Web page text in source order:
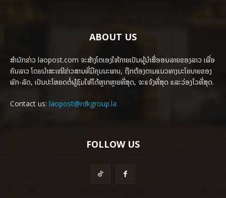
ABOUT US
ສຳນັກຂ່າວ laopost.com ຈະສ້າງໂຕເອງໃຫ້ກາຍເປັນຜູ້ນຳສື່ອອນລາຍຂອງລາວ ເພື່ອ
ຄົນລາວ ໂດຍນຳສະເໜີຂ່າວສານທີ່ມີຄຸນນະພາບ, ຖືກຕ້ອງຕາມແນວທາງນະໂຍບາຍຂອງ
ພັກ-ລັດ, ເປັນປະໂຫຍດຕໍ່ຜູ້ຊົມໃຫ້ໄດ້ຫຼາກຫຼາຍທີ່ສຸດ, ຈະແຈ້ງທີ່ສຸດ ແລະວ່ອງໄວທີ່ສຸດ.
Contact us: laopost@rdkgroup.la
FOLLOW US